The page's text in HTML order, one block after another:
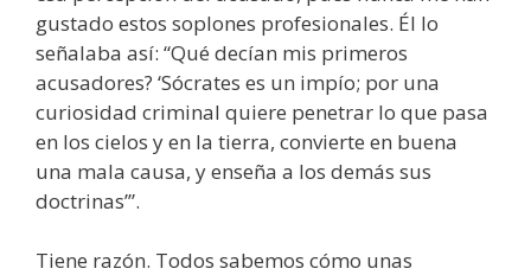
gustado estos soplones profesionales. Él lo
señalaba así: “Qué decían mis primeros
acusadores? ‘Sócrates es un impío; por una
curiosidad criminal quiere penetrar lo que pasa
en los cielos y en la tierra, convierte en buena
una mala causa, y enseña a los demás sus
doctrinas’”.
Tiene razón. Todos sabemos cómo unas